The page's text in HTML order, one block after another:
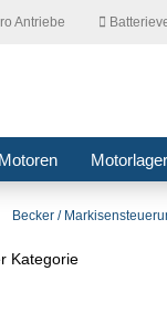
Antriebe
Motoren
Becker /
Kategorie